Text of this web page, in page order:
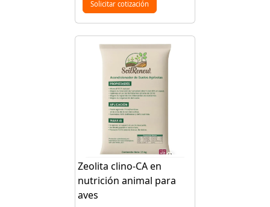
Solicitar cotización
Zeolita clino-CA en
nutrición animal para
aves